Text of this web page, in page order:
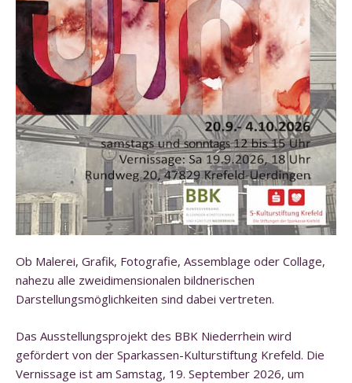
Ob Malerei, Grafik, Fotografie, Assemblage oder Collage,
nahezu alle zweidimensionalen bildnerischen
Darstellungsmöglichkeiten sind dabei vertreten.
Das Ausstellungsprojekt des BBK Niederrhein wird
gefördert von der Sparkassen-Kulturstiftung Krefeld. Die
Vernissage ist am Samstag, 19. September 2026, um